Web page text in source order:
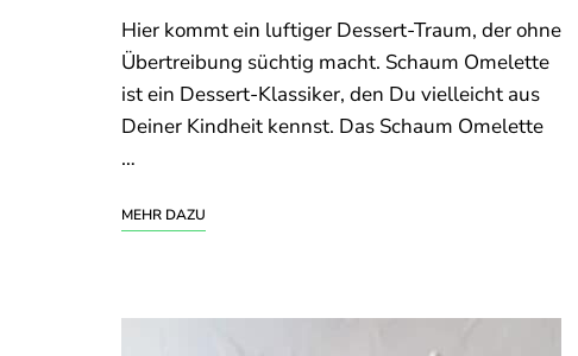
Hier kommt ein luftiger Dessert-Traum, der ohne
Übertreibung süchtig macht. Schaum Omelette
ist ein Dessert-Klassiker, den Du vielleicht aus
Deiner Kindheit kennst. Das Schaum Omelette
…
MEHR DAZU